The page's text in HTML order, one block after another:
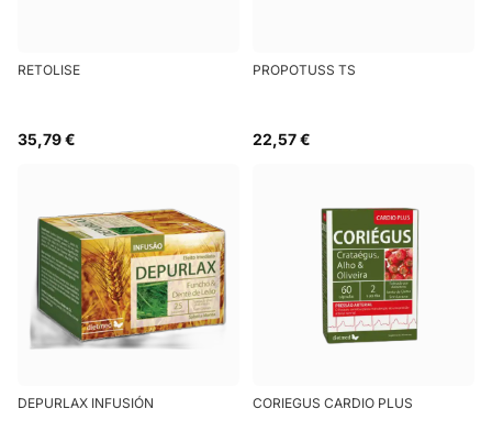
RETOLISE
35,79 €
PROPOTUSS TS
22,57 €
DEPURLAX INFUSIÓN CORIEGUS CARDIO PLUS